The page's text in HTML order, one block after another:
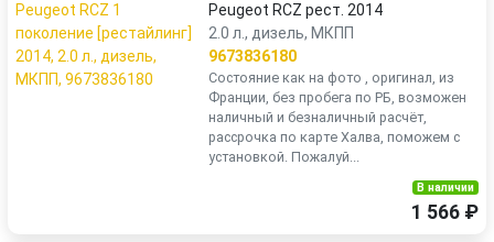
Peugeot RCZ рест. 2014
2.0 л., дизель, МКПП
9673836180
Состояние как на фото , оригинал, из
Франции, без пробега по РБ, возможен
наличный и безналичный расчёт,
рассрочка по карте Халва, поможем с
установкой. Пожалуй...
В наличии
1 566 ₽